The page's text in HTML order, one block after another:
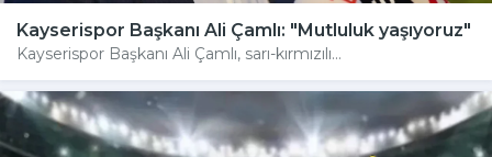
Kayserispor Başkanı Ali Çamlı: "Mutluluk yaşıyoruz"
Kayserispor Başkanı Ali Çamlı, sarı-kırmızılı...